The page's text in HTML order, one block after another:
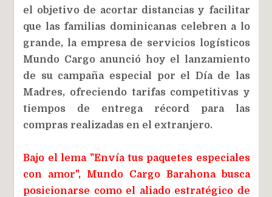
el objetivo de acortar distancias y facilitar
que las familias dominicanas celebren a lo
grande, la empresa de servicios logísticos
Mundo Cargo anunció hoy el lanzamiento
de su campaña especial por el Día de las
Madres, ofreciendo tarifas competitivas y
tiempos de entrega récord para las
compras realizadas en el extranjero.
Bajo el lema "Envía tus paquetes especiales
con amor", Mundo Cargo Barahona busca
posicionarse como el aliado estratégico de